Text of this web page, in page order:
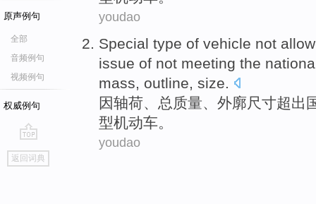
原声例句
全部
音频例句
视频例句
权威例句
go
top
返回词典
youdao
Special type of vehicle not
issue of not meeting the
mass, outline, size.
因轴荷、 总 质量、 外廓尺寸超出
型机动车。
youdao